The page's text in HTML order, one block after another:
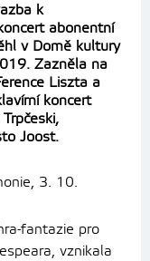
k
abonentní
v Domě kultury
Zazněla na
Liszta a
koncert
Joost.
3. 10.
fantazie pro
vznikala